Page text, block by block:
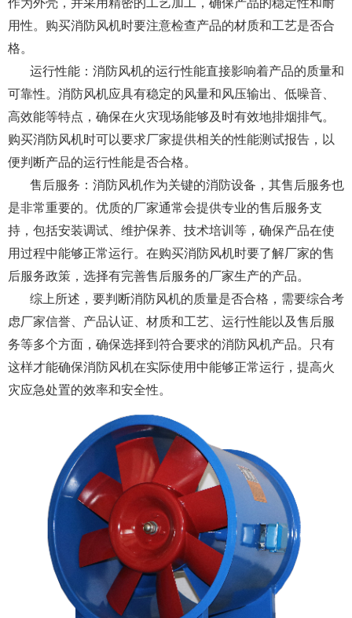
用性。购买消防风机时要注意检查产品的材质和工艺是否合
格。
运行性能：消防风机的运行性能直接影响着产品的质量和
可靠性。消防风机应具有稳定的风量和风压输出、低噪音、
高效能等特点，确保在火灾现场能够及时有效地排烟排气。
购买消防风机时可以要求厂家提供相关的性能测试报告，以
便判断产品的运行性能是否合格。
售后服务：消防风机作为关键的消防设备，其售后服务也
是非常重要的。优质的厂家通常会提供专业的售后服务支
持，包括安装调试、维护保养、技术培训等，确保产品在使
用过程中能够正常运行。在购买消防风机时要了解厂家的售
后服务政策，选择有完善售后服务的厂家生产的产品。
综上所述，要判断消防风机的质量是否合格，需要综合考
虑厂家信誉、产品认证、材质和工艺、运行性能以及售后服
务等多个方面，确保选择到符合要求的消防风机产品。只有
这样才能确保消防风机在实际使用中能够正常运行，提高火
灾应急处置的效率和安全性。